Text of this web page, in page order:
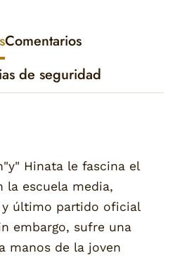
Comentarios
de seguridad
Hinata le fascina el
la escuela media,
último partido oficial
embargo, sufre una
manos de la joven